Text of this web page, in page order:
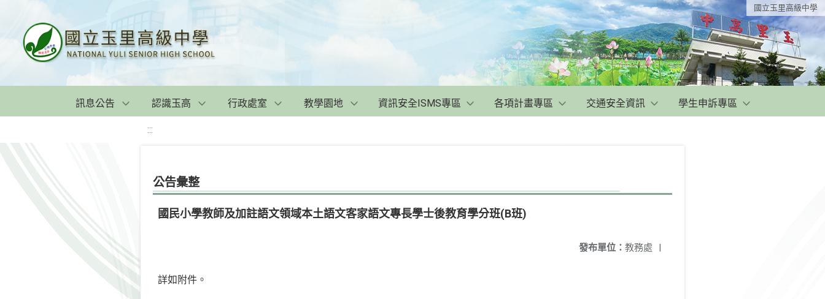
國立玉里高級中學
訊息公告 認識玉高 行政處室 教學園地 資訊安全ISMS專區 各項計畫專區 交通安全資訊 學生申訴專區
:::
公告彙整
國民小學教師及加註語文領域本土語文客家語文專長學士後教育學分班(B班)
發布單位： 教務處 |
詳如附件。